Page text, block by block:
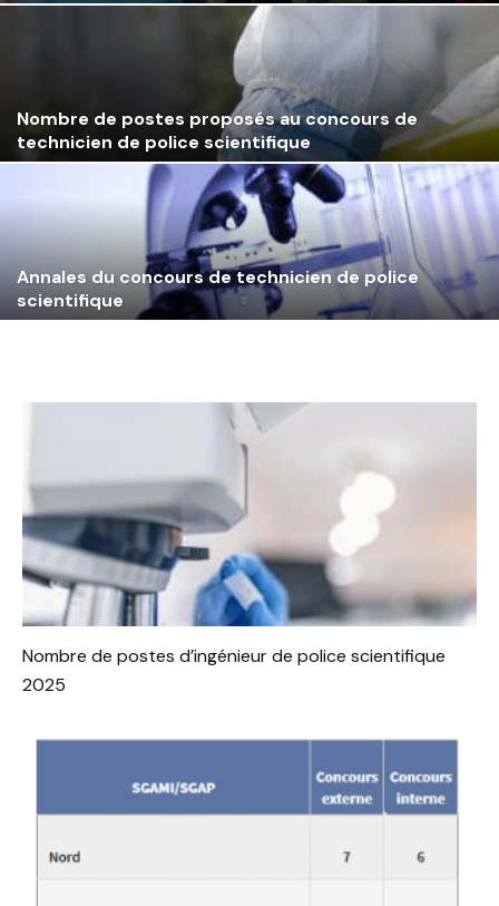
Nombre de postes proposés au concours de
technicien de police scientifique
Annales du concours de technicien de police
scientifique
Nombre de postes d’ingénieur de police scientifique
2025